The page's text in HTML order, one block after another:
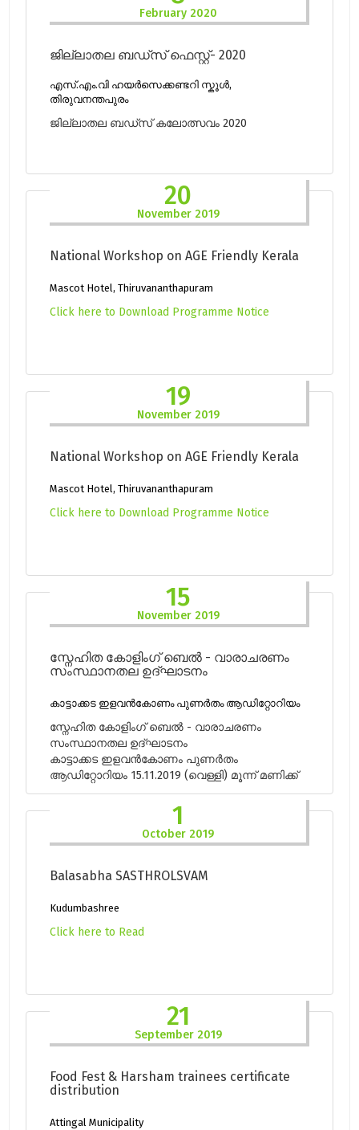
February 2020
ജില്ലാതല ബഡ്സ് ഫെസ്റ്റ്- 2020
എസ്.എം.വി ഹയർസെക്കണ്ടറി സ്കൂൾ,
തിരുവനന്തപുരം
ജില്ലാതല ബഡ്സ് കലോത്സവം 2020
20
November 2019
National Workshop on AGE Friendly Kerala
Mascot Hotel, Thiruvananthapuram
Click here to Download Programme Notice
19
November 2019
National Workshop on AGE Friendly Kerala
Mascot Hotel, Thiruvananthapuram
Click here to Download Programme Notice
15
November 2019
സ്നേഹിത കോളിംഗ് ബെൽ - വാരാചരണം
സംസ്ഥാനതല ഉദ്ഘാടനം
കാട്ടാക്കട ഇളവൻകോണം പുണർതം ആഡിറ്റോറിയം
സ്നേഹിത കോളിംഗ് ബെൽ - വാരാചരണം
സംസ്ഥാനതല ഉദ്ഘാടനം
കാട്ടാക്കട ഇളവൻകോണം പുണർതം
ആഡിറ്റോറിയം 15.11.2019 (വെള്ളി) മൂന്ന് മണിക്ക്
1
October 2019
Balasabha SASTHROLSVAM
Kudumbashree
Click here to Read
21
September 2019
Food Fest & Harsham trainees certificate
distribution
Attingal Municipality